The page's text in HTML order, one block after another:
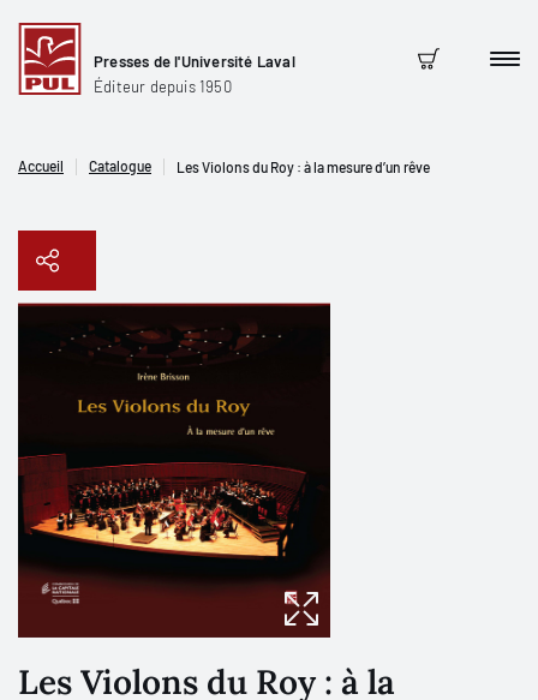
Presses de l'Université Laval
Éditeur depuis 1950
Panier
Accueil Catalogue Les Violons du Roy : à la mesure d’un rêve
Copier le lien
Les Violons du Roy : à la